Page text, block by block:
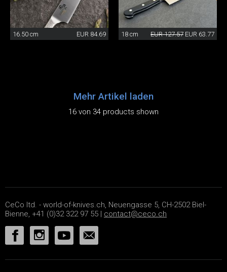
16.50 cm EUR 84.69 18 cm EUR 127.57 EUR 63.77
Mehr Artikel laden
16 von 34 products shown
CeCo ltd. - world-of-knives.ch, Neuengasse 5, CH-2502 Biel-
Bienne, +41 (0)32 322 97 55 | contact@ceco.ch